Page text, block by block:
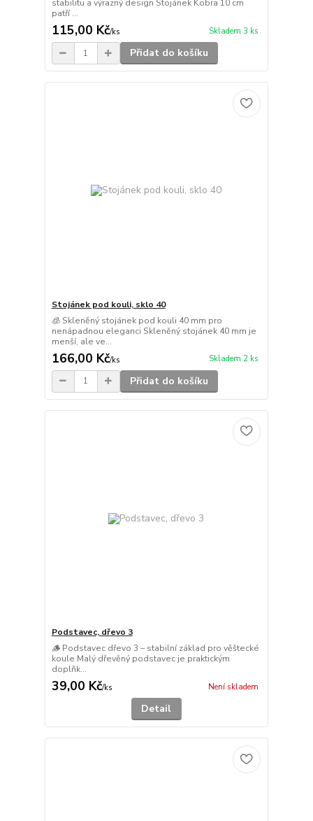
stabilitu a výrazný design Stojánek Kobra 10 cm
patří ...
115,00 Kč/ks Skladem 3 ks
Přidat do košíku
Stojánek pod kouli, sklo 40
🧊 Skleněný stojánek pod kouli 40 mm pro
nenápadnou eleganci Skleněný stojánek 40 mm je
menší, ale ve...
166,00 Kč/ks Skladem 2 ks
Přidat do košíku
Podstavec, dřevo 3
🪵 Podstavec dřevo 3 – stabilní základ pro věštecké
koule Malý dřevěný podstavec je praktickým
doplňk...
39,00 Kč/ks Není skladem
Detail